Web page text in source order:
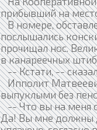
прибывший на
В номере,
послышались
прочищал нос.
в канареечных
-- Кстати, --
Ипполит
выпуклыми без
-- Что вы на меня
Да! Вы мне должны